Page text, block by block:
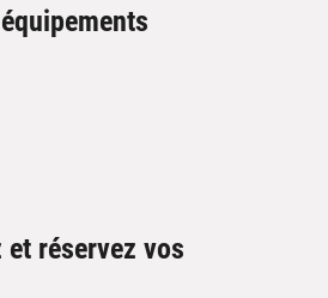
et réservez vos